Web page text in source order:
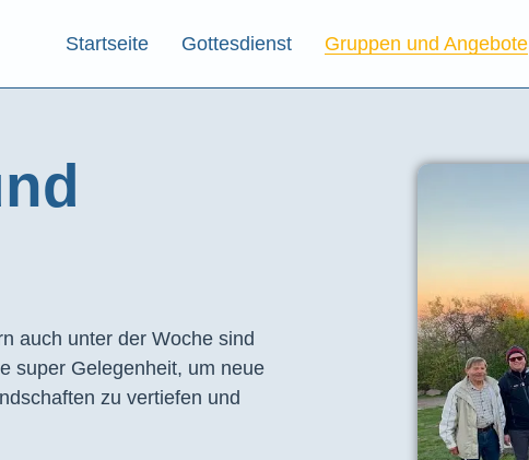
Startseite Gottesdienst Gruppen und Angebote
auch unter der Woche sind
super Gelegenheit, um neue
zu vertiefen und